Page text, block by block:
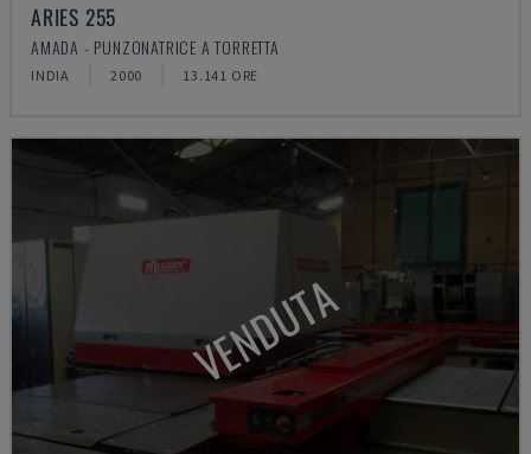
ARIES 255
AMADA - PUNZONATRICE A TORRETTA
INDIA 2000 13.141 ORE
VENDUTA